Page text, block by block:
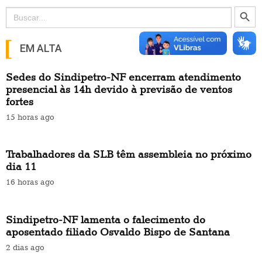
Search
for:
Search Button
EM ALTA
Sedes do Sindipetro-NF encerram atendimento
presencial às 14h devido à previsão de ventos
fortes
15 horas ago
Trabalhadores da SLB têm assembleia no próximo
dia 11
16 horas ago
Sindipetro-NF lamenta o falecimento do
aposentado filiado Osvaldo Bispo de Santana
2 dias ago